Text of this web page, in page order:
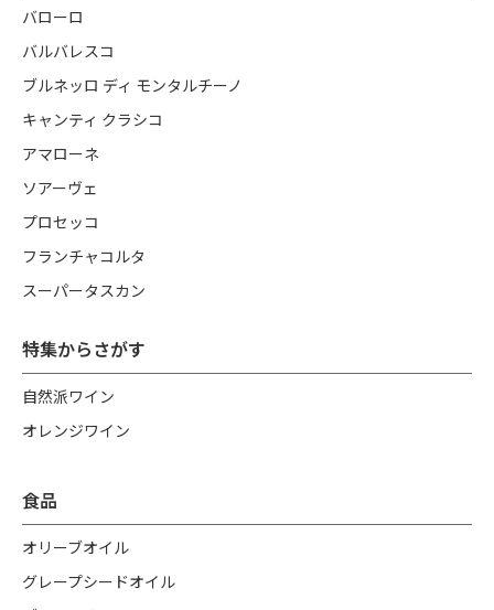
バローロ
バルバレスコ
ブルネッロ ディ モンタルチーノ
キャンティ クラシコ
アマローネ
ソアーヴェ
プロセッコ
フランチャコルタ
スーパータスカン
特集からさがす
自然派ワイン
オレンジワイン
食品
オリーブオイル
グレープシードオイル